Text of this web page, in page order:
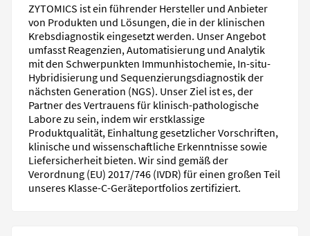
ZYTOMICS ist ein führender Hersteller und Anbieter
von Produkten und Lösungen, die in der klinischen
Krebsdiagnostik eingesetzt werden. Unser Angebot
umfasst Reagenzien, Automatisierung und Analytik
mit den Schwerpunkten Immunhistochemie, In-situ-
Hybridisierung und Sequenzierungsdiagnostik der
nächsten Generation (NGS). Unser Ziel ist es, der
Partner des Vertrauens für klinisch-pathologische
Labore zu sein, indem wir erstklassige
Produktqualität, Einhaltung gesetzlicher Vorschriften,
klinische und wissenschaftliche Erkenntnisse sowie
Liefersicherheit bieten. Wir sind gemäß der
Verordnung (EU) 2017/746 (IVDR) für einen großen Teil
unseres Klasse-C-Geräteportfolios zertifiziert.